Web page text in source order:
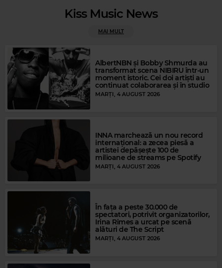
B.B. KING–BLUES MAN
MAGIC FM–PUBLICITATE
Magic Party Mix
MAGIC PARTY MIX–MAGIC PARTY MIX
Kiss Music News
MAI MULT
AlbertNBN și Bobby Shmurda au
transformat scena NIBIRU într-un
moment istoric. Cei doi artiști au
continuat colaborarea și în studio
MARȚI, 4 AUGUST 2026
INNA marchează un nou record
internațional: a zecea piesă a
artistei depășește 100 de
milioane de streams pe Spotify
MARȚI, 4 AUGUST 2026
În fața a peste 30.000 de
spectatori, potrivit organizatorilor,
Irina Rimes a urcat pe scenă
alături de The Script
MARȚI, 4 AUGUST 2026